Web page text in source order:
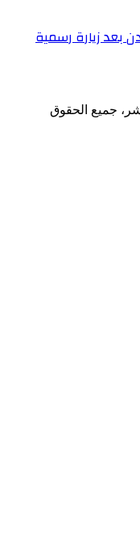
زيارة رسمية
الحقوق